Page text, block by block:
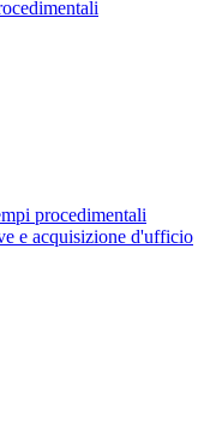
procedimentali
e acquisizione d'ufficio